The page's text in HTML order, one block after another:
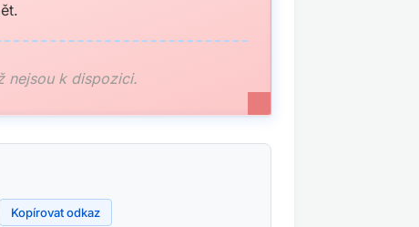
nejsou k dispozici.
Kopírovat odkaz